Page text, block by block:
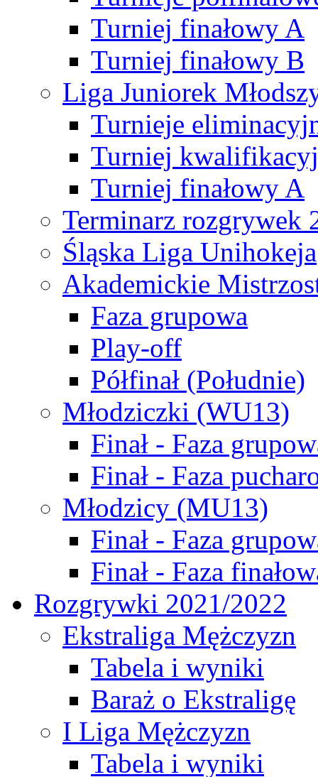
Turniej finałowy A
Turniej finałowy B
Liga Juniorek
Turnieje
Turniej
Turniej finałowy A
Terminarz rozgrywek
Śląska Liga Unihokeja
Akademickie
Faza grupowa
Play-off
Półfinał (Południe)
Młodziczki (WU13)
Finał - Faza
Finał - Faza
Młodzicy (MU13)
Finał - Faza
Finał - Faza
Rozgrywki 2021/2022
Ekstraliga Mężczyzn
Tabela i wyniki
Baraż o Ekstraligę
I Liga Mężczyzn
Tabela i wyniki